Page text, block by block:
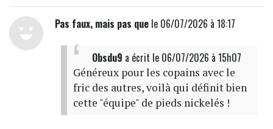
Pas faux, mais pas quele 06/07/2026 à 18:17
Obsdu9 a écrit le 06/07/2026 à 15h07
Généreux pour les copains avec le
fric des autres, voilà qui définit bien
cette "équipe" de pieds nickelés !